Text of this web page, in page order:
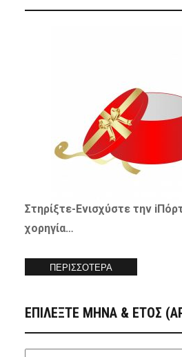
Στηρίξτε- Ενισχύστετην
χορηγία…
ΠΕΡΙΣΣΟΤΕΡΑ
ΕΠΙΛΕΞΤΕ ΜΗΝΑ & ΕΤΟΣ